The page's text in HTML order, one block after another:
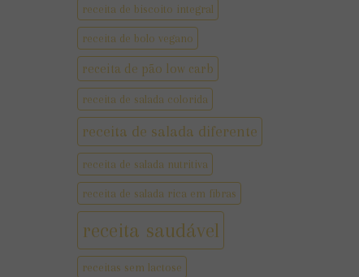
receita de biscoito integral
receita de bolo vegano
receita de pão low carb
receita de salada colorida
receita de salada diferente
receita de salada nutritiva
receita de salada rica em fibras
receita saudável
receitas sem lactose